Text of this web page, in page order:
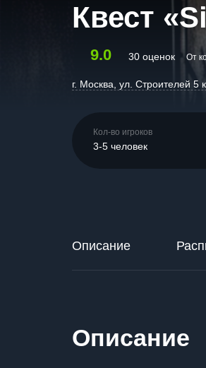
Квест
9.0 30 оценок От
г. Москва, ул. Строителей 5
Кол-во игроков
3-5 человек
Описание
Описание